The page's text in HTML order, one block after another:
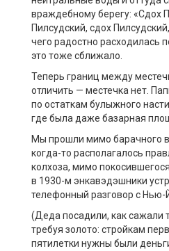
враждебному берегу: «Сдох
Пилсудский, сдох
чего радостно расходилась
это тоже сближало.
Теперь границ между
отличить — местечка нет.
по остаткам булыжного
где была даже базарная
Мы прошли мимо барачного
когда-то располагалось
колхоза, мимо
в 1930-м энкавэдэшники
телефонный разговор с Нью-
(Деда посадили, как сажали
требуя золото: стройкам
пятилетки нужны были